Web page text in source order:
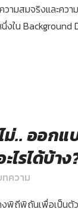
วามสมจริงและคว
งใน
ม่.. ออก
ไรได้บ้าง
ทความ
พิถีพิถันเพื่อเป็น